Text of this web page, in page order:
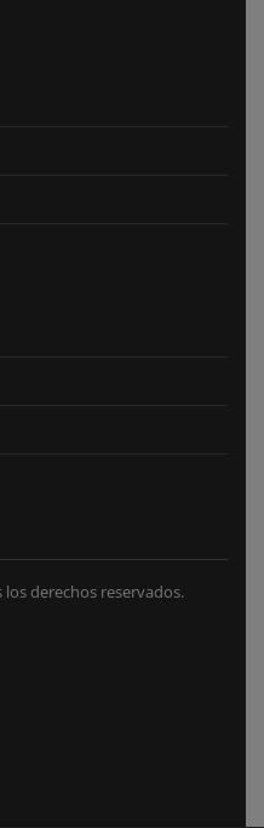
los derechos reservados.